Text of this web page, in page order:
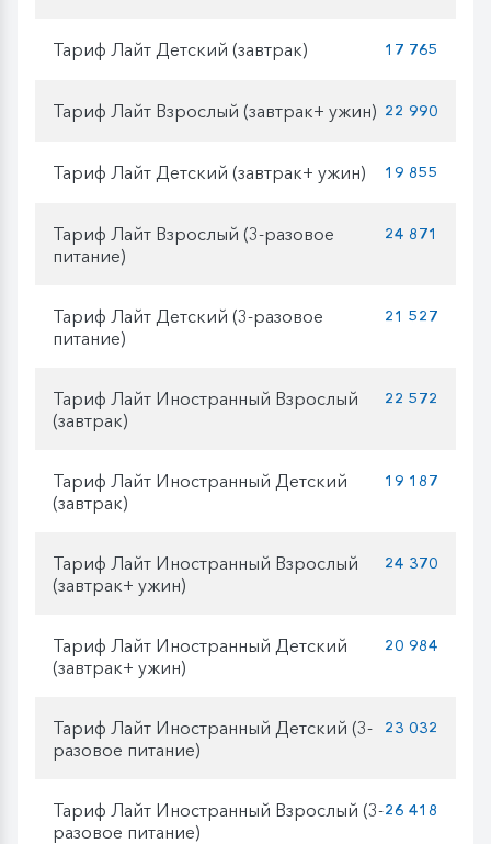
Тариф Лайт Детский (завтрак) 17 765
Тариф Лайт Взрослый (завтрак+ ужин) 22 990
Тариф Лайт Детский (завтрак+ ужин) 19 855
Тариф Лайт Взрослый (3-разовое
питание)
24 871
Тариф Лайт Детский (3-разовое
питание)
21 527
Тариф Лайт Иностранный Взрослый
(завтрак)
22 572
Тариф Лайт Иностранный Детский
(завтрак)
19 187
Тариф Лайт Иностранный Взрослый
(завтрак+ ужин)
24 370
Тариф Лайт Иностранный Детский
(завтрак+ ужин)
20 984
Тариф Лайт Иностранный Детский (3-
разовое питание)
23 032
Тариф Лайт Иностранный Взрослый (3-
разовое питание)
26 418